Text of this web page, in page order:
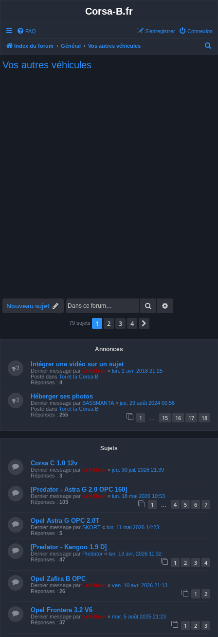
Corsa-B.fr
FAQ Connexion
S’enregistrer
Index du forum Général Vos autres véhicules
Vos autres véhicules
Nouveau sujet Rechercher
79 sujets 1 2 3 4
Annonces
Intégrer une vidéo sur un sujet
Dernier message par LeKiffeur « lun. 2 avr. 2018 21:25
Posté dans Toi et ta Corsa B
Réponses : 4
Héberger ses photos
Dernier message par BASSMANTA « jeu. 29 août 2024 00:56
Posté dans Toi et ta Corsa B
Réponses : 255 1 15 16 17 18
Sujets
Corsa C 1.0 12v
Dernier message par LeKiffeur « jeu. 30 juil. 2026 21:39
Réponses : 3
[Predator - Astra G 2.0 OPC 160]
Dernier message par LeKiffeur « lun. 18 mai 2026 10:53
Réponses : 103 1 4 5 6 7
Opel Astra G OPC 2.0T
Dernier message par SKORT « lun. 11 mai 2026 14:23
Réponses : 5
[Predator - Kangoo 1.9 D]
Dernier message par Predator « lun. 13 avr. 2026 11:32
Réponses : 47 1 2 3 4
Opel Zafira B OPC
Dernier message par LeKiffeur « ven. 10 avr. 2026 21:13
Réponses : 26 1 2
Opel Frontera 3.2 V6
Dernier message par LeKiffeur « mar. 5 août 2025 21:23
Réponses : 37 1 2 3